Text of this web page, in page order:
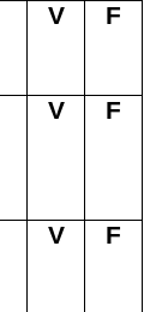
V F
V F
V F